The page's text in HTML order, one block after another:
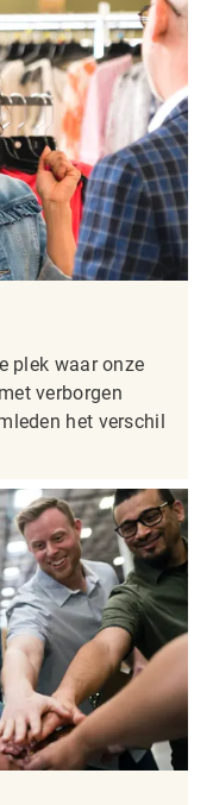
plek waar onze
verborgen
het verschil